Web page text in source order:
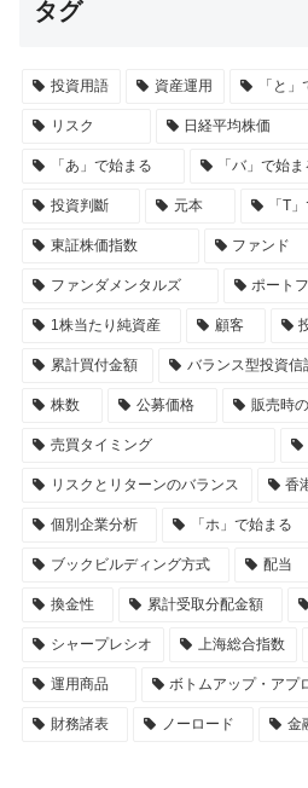
タグ
投資用語 資産運用 「と
リスク 日経平均株価
「あ」で始まる 「バ」で始ま
投資判斷 元本 「T
東証株価指数 ファンド
ファンダメンタルズ ポート
1株当たり純資産 顧客
累計買付金額 バランス型投資信
株数 公募価格 販売時
売買タイミング
リスクとリターンのバランス 香
個別企業分析 「ホ」で始まる
ブックビルディング方式 配当
換金性 累計受取分配金額
シャープレシオ 上海総合指数
運用商品 ボトムアップ・アプ
財務諸表 ノーロード 金